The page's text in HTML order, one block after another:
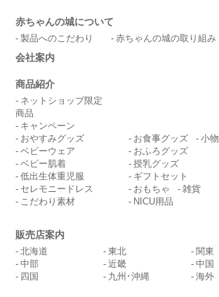
赤ちゃんの城について
製品へのこだわり 赤ちゃんの城の取り組み
会社案内
商品紹介
ネットショップ限定
商品
キャンペーン
おやすみグッズ
ベビーウェア
ベビー肌着
低出生体重児服
セレモニードレス
こだわり素材
お食事グッズ
小物
おふろグッズ
授乳グッズ
ギフトセット
おもちゃ
雑貨
NICU用品
販売店案内
北海道 東北
関東
中部
近畿
中国
四国
九州･沖縄 海外